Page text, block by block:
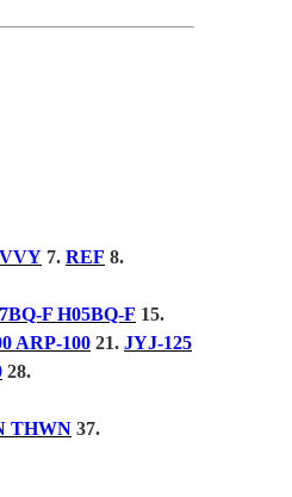
7. REF 8.
F H05BQ-F 15.
ARP-100 21. JYJ-125
28.
THWN 37.